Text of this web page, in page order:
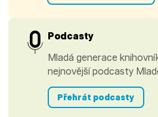
Podcasty
Mladá generace
nejnovější podcasty
Přehrát podcasty